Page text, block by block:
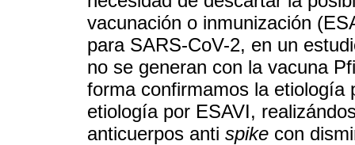
vacunación o inmunización
para SARS-CoV-2, en un
no se generan con la vacuna
forma confirmamos la etiología
etiología por ESAVI,
anticuerpos anti spike con